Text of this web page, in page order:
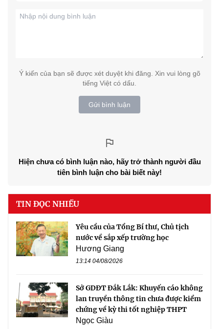
Ý kiến của bạn sẽ được xét duyệt khi đăng. Xin vui lòng gõ
tiếng Việt có dấu.
Gửi bình luận
Hiện chưa có bình luận nào, hãy trở thành người đầu
tiên bình luận cho bài biết này!
TIN ĐỌC NHIỀU
Yêu cầu của Tổng Bí thư, Chủ tịch
nước về sắp xếp trường học
Hương Giang
13:14 04/08/2026
Sở GDĐT Đắk Lắk: Khuyến cáo không
lan truyền thông tin chưa được kiểm
chứng về kỳ thi tốt nghiệp THPT
Ngọc Giàu